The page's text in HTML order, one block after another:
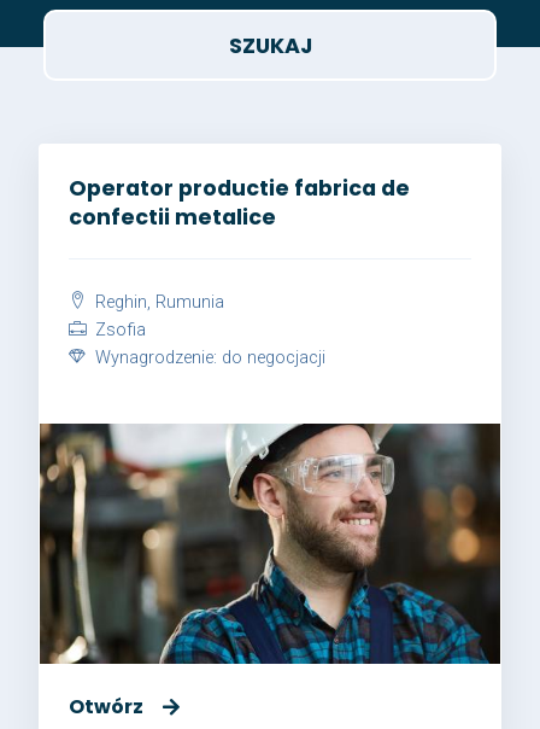
Operator productie fabrica de
confectii metalice
Reghin, Rumunia
Zsofia
Wynagrodzenie: do negocjacji
Otwórz